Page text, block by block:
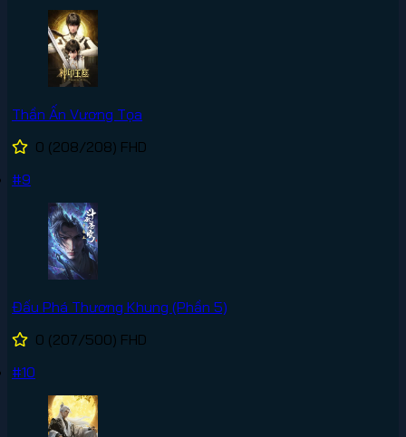
Thần Ấn Vương Tọa
0 (208/208) FHD
#9
Đấu Phá Thương Khung (Phần 5)
0 (207/500) FHD
#10